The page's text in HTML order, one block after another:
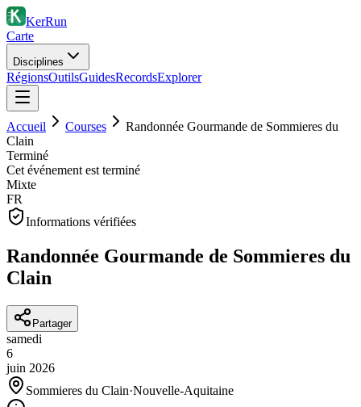
KerRun
Carte
Disciplines
RégionsOutilsGuidesRecordsExplorer
Accueil Courses
Randonnée Gourmande de Sommieres du
Clain
Terminé
Cet événement est terminé
Mixte
FR
Informations vérifiées
Randonnée Gourmande de Sommieres du
Clain
Partager
samedi
6
juin 2026
Sommieres du Clain·Nouvelle-Aquitaine